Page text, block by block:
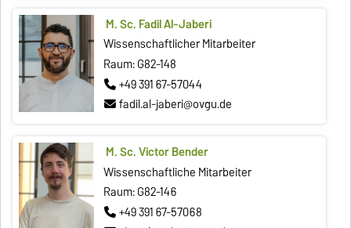
M. Sc. Fadil Al-Jaberi
Wissenschaftlicher Mitarbeiter
Raum: G82-148
+49 391 67-57044
fadil.al-jaberi@ovgu.de
M. Sc. Victor Bender
Wissenschaftliche Mitarbeiter
Raum: G82-146
+49 391 67-57068